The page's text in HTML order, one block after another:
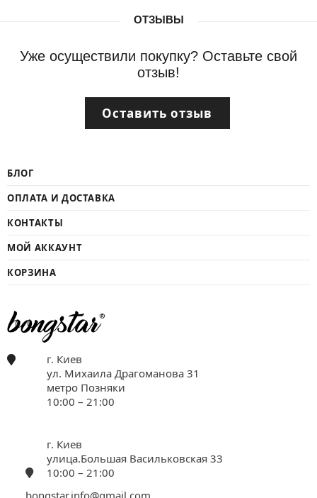
ОТЗЫВЫ
Уже осуществили покупку? Оставьте свой
отзыв!
Оставить отзыв
БЛОГ
ОПЛАТА И ДОСТАВКА
КОНТАКТЫ
МОЙ АККАУНТ
КОРЗИНА
г. Киев
ул. Михаила Драгоманова 31
метро Позняки
10:00 – 21:00
г. Киев
улица.Большая Васильковская 33
10:00 – 21:00
bongstar.info@gmail.com